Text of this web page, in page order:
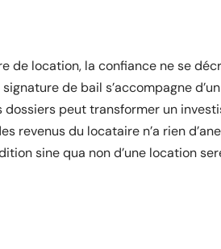
de location, la confiance ne se
de bail s’accompagne
peut transformer un
revenus du locataire n’a rien
sine qua non d’une location